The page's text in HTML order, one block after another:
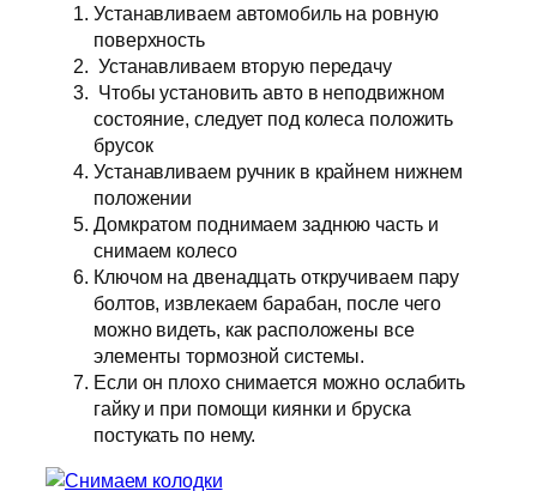
Устанавливаем автомобиль на ровную
поверхность
Устанавливаем вторую передачу
Чтобы установить авто в неподвижном
состояние, следует под колеса положить
брусок
Устанавливаем ручник в крайнем нижнем
положении
Домкратом поднимаем заднюю часть и
снимаем колесо
Ключом на двенадцать откручиваем пару
болтов, извлекаем барабан, после чего
можно видеть, как расположены все
элементы тормозной системы.
Если он плохо снимается можно ослабить
гайку и при помощи киянки и бруска
постукать по нему.